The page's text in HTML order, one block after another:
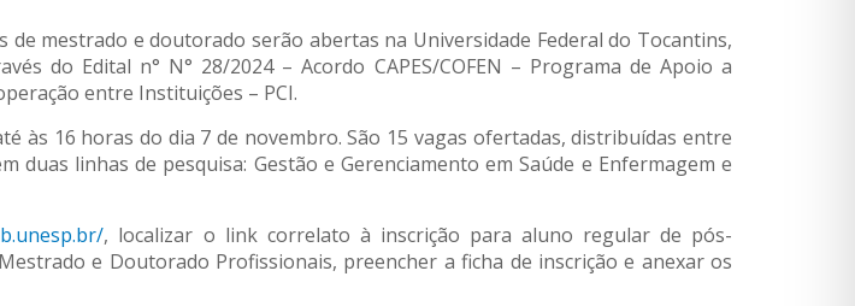
mestrado e doutorado serão abertas na Universidade Federal do Tocantins,
do Edital n° N° 28/2024 – Acordo CAPES/COFEN – Programa de Apoio a
entre Instituições – PCI.
às 16 horas do dia 7 de novembro. São 15 vagas ofertadas, distribuídas entre
linhas de pesquisa: Gestão e Gerenciamento em Saúde e Enfermagem e
, localizar o link correlato à inscrição para aluno regular de pós-
e Doutorado Profissionais, preencher a ficha de inscrição e anexar os